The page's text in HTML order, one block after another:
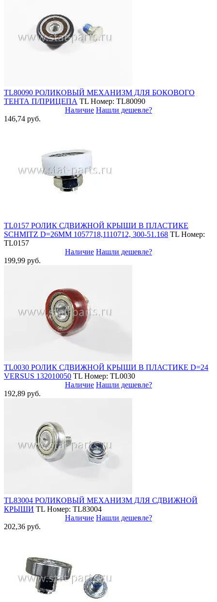
TL80090 РОЛИКОВЫЙ МЕХАНИЗМ ДЛЯ БОКОВОГО
ТЕНТА П/ПРИЦЕПА TL Номер: TL80090
Наличие Нашли дешевле?
146,74 руб.
TL0157 РОЛИК СДВИЖНОЙ КРЫШИ В ПЛАСТИКЕ
SCHMITZ D=26MM 1057718,1110712, 300-51.168 TL Номер:
TL0157
Наличие Нашли дешевле?
199,99 руб.
TL0030 РОЛИК СДВИЖНОЙ КРЫШИ В ПЛАСТИКЕ D=24
VERSUS 132010050 TL Номер: TL0030
Наличие Нашли дешевле?
192,89 руб.
TL83004 РОЛИКОВЫЙ МЕХАНИЗМ ДЛЯ СДВИЖНОЙ
КРЫШИ TL Номер: TL83004
Наличие Нашли дешевле?
202,36 руб.